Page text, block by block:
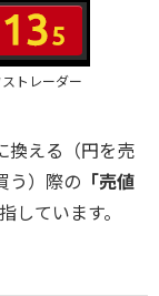
トレーダー
換える（円を売
う）際の 「売値
しています。